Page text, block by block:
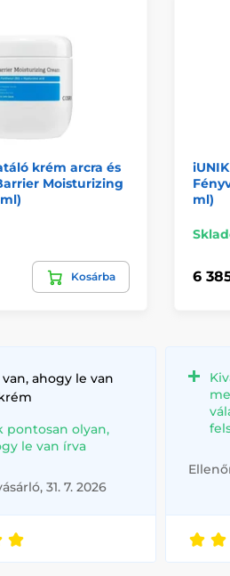
krém arcra és
Moisturizing
Kosárba
ml)
6
ahogy le van
pontosan olyan,
le van írva
31. 7. 2026